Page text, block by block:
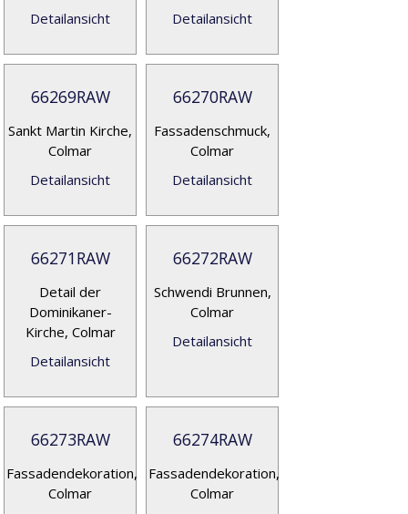
Detailansicht
Detailansicht
66269RAW
Sankt Martin Kirche,
Colmar
Detailansicht
66270RAW
Fassadenschmuck,
Colmar
Detailansicht
66271RAW
Detail der
Dominikaner-
Kirche, Colmar
Detailansicht
66272RAW
Schwendi Brunnen,
Colmar
Detailansicht
66273RAW
Fassadendekoration,
Colmar
66274RAW
Fassadendekoration,
Colmar